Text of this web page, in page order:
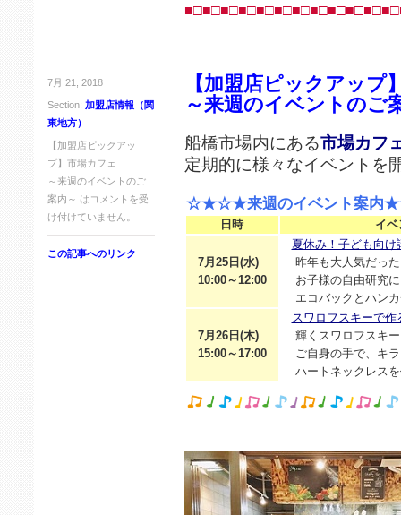
7月 21, 2018
Section: 加盟店情報（関
東地方）
【加盟店ピックアッ
プ】市場カフェ
～来週のイベントのご
案内～ は コメントを受
け付けていません。
この記事へのリンク
【加盟店ピックアップ
～来週のイベントのご
船橋市場内にある市場カフ
定期的に様々なイベントを
☆★☆★来週のイベント案
日時 イベ
7月25日(水)
10:00～12:00
夏休み！子ども向
昨年も大人気だった
お子様の自由研究に
エコバックとハンカ
7月26日(木)
15:00～17:00
スワロフスキーで
輝くスワロフスキー
ご自身の手で、キラ
ハートネックレスを